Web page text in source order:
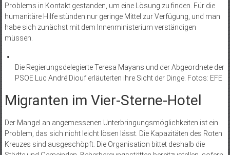
Problems in Kontakt gestanden, um eine Lösung zu finden. Für die
humanitäre Hilfe stünden nur geringe Mittel zur Verfügung, und man
habe sich zunächst mit dem Innenministerium verständigen
müssen.
Die Regierungsdelegierte Teresa Mayans und der Abgeordnete der
PSOE Luc André Diouf erläuterten ihre Sicht der Dinge. Fotos: EFE
Migranten im Vier-Sterne-Hotel
Der Mangel an angemessenen Unterbringungsmöglichkeiten ist ein
Problem, das sich nicht leicht lösen lässt. Die Kapazitäten des Roten
Kreuzes sind ausgeschöpft. Die Organisation bittet deshalb die